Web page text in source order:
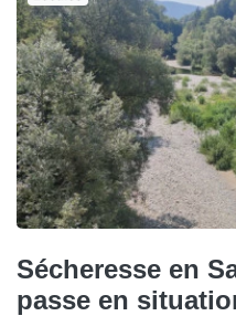
Sécheresse en
passe en